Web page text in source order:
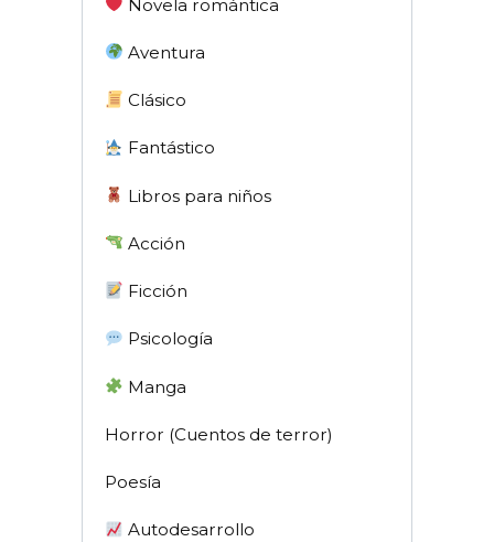
Novela romántica
Aventura
Clásico
Fantástico
Libros para niños
Acción
Ficción
Psicología
Manga
Horror (Cuentos de terror)
Poesía
Autodesarrollo